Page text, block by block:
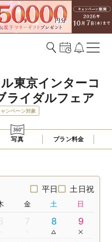
東京インターコ
ライダルフェア
ンペーン対象
写真 プラン料金
平日 土日祝
金 土 日
7 8 9